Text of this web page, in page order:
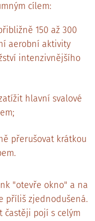
cílem:
150 až 300
aerobní aktivity
intenzivnějšího
hlavní svalové
přerušovat krátkou
"otevře okno" a na
příliš zjednodušená.
častěji pojí s celým